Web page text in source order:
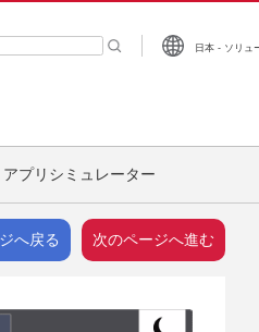
力 日本 - ソリュ
プリシミュレーター
へ戻る 次のページへ進む